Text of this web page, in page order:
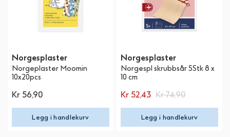
Norgesplaster
Norgeplaster Moomin
10x20pcs
Kr 56,90
Legg i handlekurv
Norgesplaster
Norgespl skrubbsår 5Stk 8 x
10 cm
Kr 52,43 Kr 74,90
Legg i handlekurv